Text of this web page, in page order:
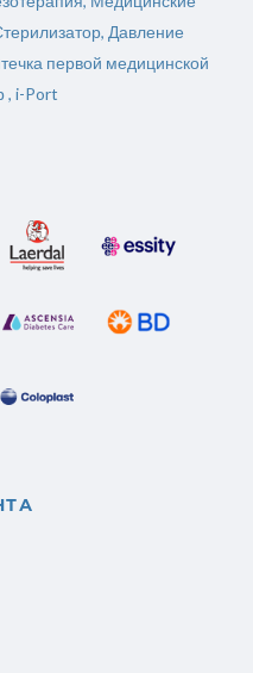
, Давление
первой медицинской
, i-Port